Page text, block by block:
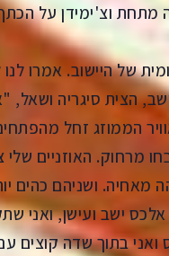
מתחת וצ'ימידן על
של היישוב. אמרו
הצית סיגריה
הממוזג זחל
מרחוק. האוזניים
מאחיה. ושניהם כהים
ישב ועישן, ואני
בתוך שדה קוצים